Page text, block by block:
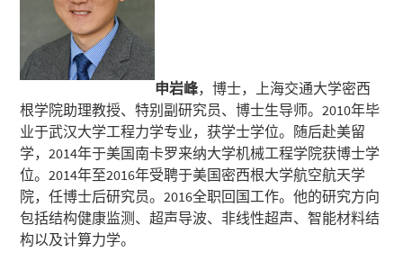
申岩峰，博士，上海交通大学密西
根学院助理教授、特别副研究员、博士生导师。2010年毕
业于武汉大学工程力学专业，获学士学位。随后赴美留
学，2014年于美国南卡罗来纳大学机械工程学院获博士学
位。2014年至2016年受聘于美国密西根大学航空航天学
院，任博士后研究员。2016全职回国工作。他的研究方向
包括结构健康监测、超声导波、非线性超声、智能材料结
构以及计算力学。